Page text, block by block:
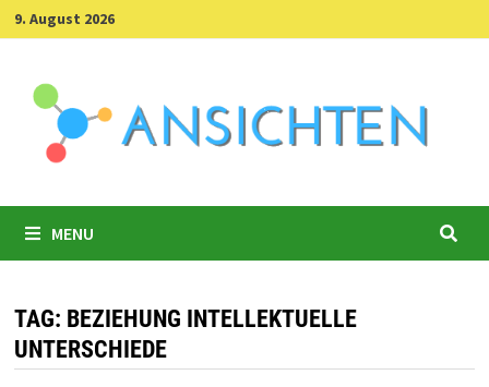
Skip
to
9. August 2026
MENU
TAG: BEZIEHUNG INTELLEKTUELLE
UNTERSCHIEDE